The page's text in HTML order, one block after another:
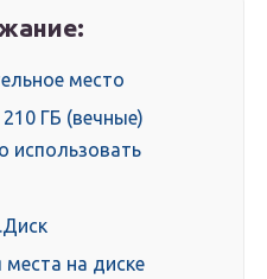
место
ГБ (вечные)
использовать
на диске